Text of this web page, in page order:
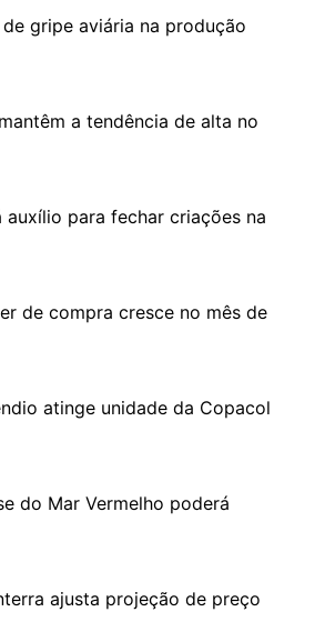
gripe aviária na produção
a tendência de alta no
auxílio para fechar criações na
de compra cresce no mês de
atinge unidade da Copacol
do Mar Vermelho poderá
ajusta projeção de preço